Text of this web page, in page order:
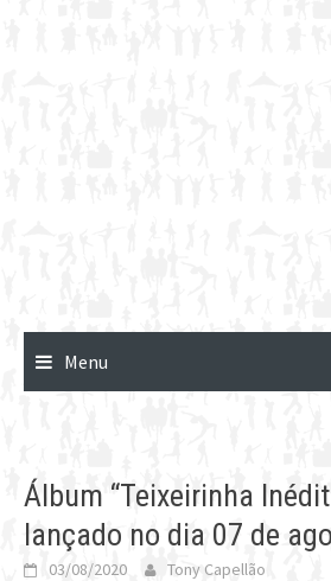
Menu
Álbum “Teixeirinha
lançado no dia 07 de
03/08/2020 Tony Capellão